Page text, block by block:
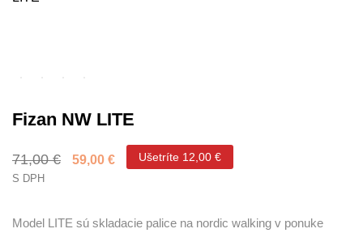
Fizan NW LITE
71,00 € 59,00 € Ušetríte 12,00 €
S DPH
Model LITE sú skladacie palice na nordic walking v ponuke